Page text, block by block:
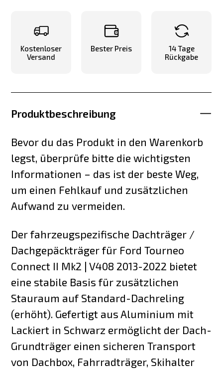
Kostenloser
Versand
Bester Preis
14 Tage
Rückgabe
Produktbeschreibung
Bevor du das Produkt in den Warenkorb
legst, überprüfe bitte die wichtigsten
Informationen – das ist der beste Weg,
um einen Fehlkauf und zusätzlichen
Aufwand zu vermeiden.
Der fahrzeugspezifische Dachträger /
Dachgepäckträger für Ford Tourneo
Connect II Mk2 | V408 2013-2022 bietet
eine stabile Basis für zusätzlichen
Stauraum auf Standard-Dachreling
(erhöht). Gefertigt aus Aluminium mit
Lackiert in Schwarz ermöglicht der Dach-
Grundträger einen sicheren Transport
von Dachbox, Fahrradträger, Skihalter